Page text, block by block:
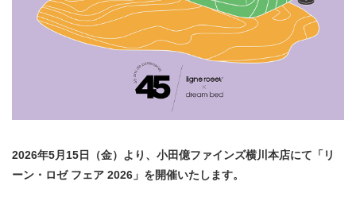
2026年5月15日（金）より、小田億ファインズ横川本店にて「リ
ーン・ロゼ フェア 2026」を開催いたします。